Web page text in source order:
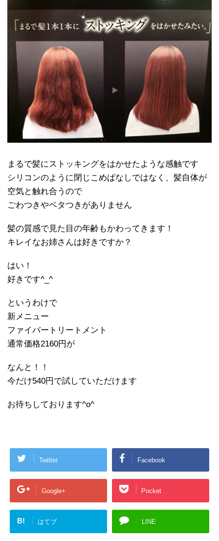
まるで髪にストッキングをはかせたような感触です
シリコンのように閉じこめぱなしではなく、髪自体が
空気と触れ合うので
ごわつきやベタつきがありません
髪の質感で見た目の年齢もかわってきます！
キレイなお姉さんは好きですか？
はい！
好きです^_^
というわけで
新メニュー
ファイバートリートメント
通常価格2160円が
なんと！！
今だけ540円で試していただけます
お待ちしております^o^
Twitter Facebook
Google+ Pocket
B! はてブ LINE